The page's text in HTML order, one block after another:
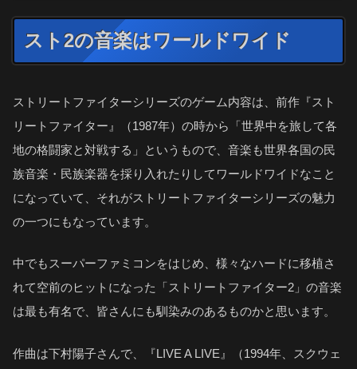
スト2の音楽はワールドワイド
ストリートファイターシリーズのゲーム内容は、前作『スト
リートファイター』（1987年）の時から「世界中を旅して各
地の格闘家と対戦する」というもので、音楽も世界各国の民
族音楽・民族楽器を採り入れたりしてワールドワイドなこと
になっていて、それがストリートファイターシリーズの魅力
の一つにもなっています。
中でもスーパーファミコンをはじめ、様々なハードに移植さ
れて空前のヒットになった「ストリートファイター2」の音楽
は最も有名で、皆さんにも馴染みのあるものかと思います。
作曲は下村陽子さんで、『LIVE A LIVE』（1994年、スクウェ